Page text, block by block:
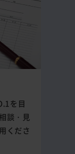
を目
談・見
くださ